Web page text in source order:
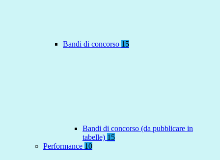
Bandi di concorso 15
Bandi di concorso (da pubblicare in
tabelle) 15
Performance 10